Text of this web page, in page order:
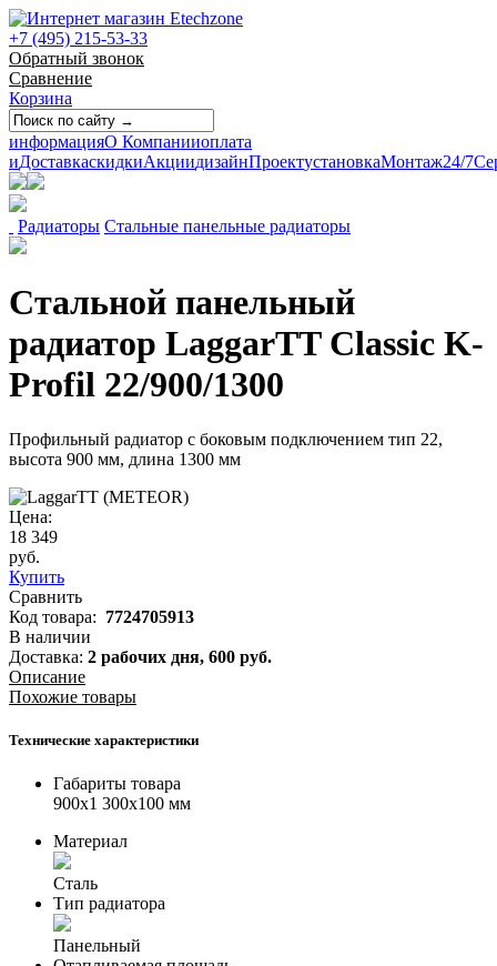
+7 (495) 215-53-33
Обратный звонок
Сравнение
Корзина
информацияО Компанииоплата
иДоставкаскидкиАкциидизайнПроектустановкаМонтаж24/7
Радиаторы Стальные панельные радиаторы
Стальной панельный
радиатор LaggarTT Classic K-
Profil 22/900/1300
Профильный радиатор с боковым подключением тип 22,
высота 900 мм, длина 1300 мм
Цена:
18 349
руб.
Купить
Сравнить
Код товара: 7724705913
В наличии
Доставка: 2 рабочих дня, 600 руб.
Описание
Похожие товары
Технические характеристики
Габариты товара
900x1 300x100 мм
Материал
Сталь
Тип радиатора
Панельный